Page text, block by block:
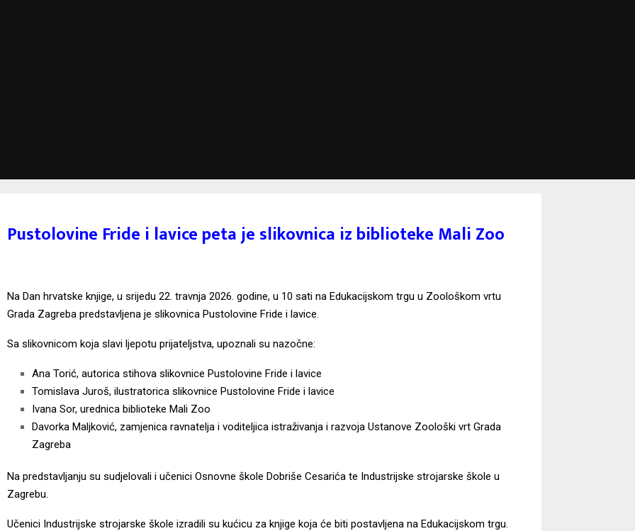
Pustolovine Fride i lavice peta je slikovnica iz biblioteke Mali Zoo
Na Dan hrvatske knjige, u srijedu 22. travnja 2026. godine, u 10 sati na Edukacijskom trgu u Zoološkom vrtu
Grada Zagreba predstavljena je slikovnica Pustolovine Fride i lavice.
Sa slikovnicom koja slavi ljepotu prijateljstva, upoznali su nazočne:
Ana Torić, autorica stihova slikovnice Pustolovine Fride i lavice
Tomislava Juroš, ilustratorica slikovnice Pustolovine Fride i lavice
Ivana Sor, urednica biblioteke Mali Zoo
Davorka Maljković, zamjenica ravnatelja i voditeljica istraživanja i razvoja Ustanove Zoološki vrt Grada
Zagreba
Na predstavljanju su sudjelovali i učenici Osnovne škole Dobriše Cesarića te Industrijske strojarske škole u
Zagrebu.
Učenici Industrijske strojarske škole izradili su kućicu za knjige koja će biti postavljena na Edukacijskom trgu.